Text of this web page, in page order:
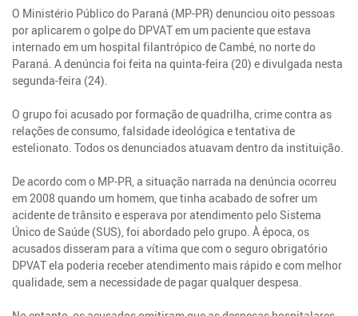
O Ministério Público do Paraná (MP-PR) denunciou oito pessoas
por aplicarem o golpe do DPVAT em um paciente que estava
internado em um hospital filantrópico de Cambé, no norte do
Paraná. A denúncia foi feita na quinta-feira (20) e divulgada nesta
segunda-feira (24).
O grupo foi acusado por formação de quadrilha, crime contra as
relações de consumo, falsidade ideológica e tentativa de
estelionato. Todos os denunciados atuavam dentro da instituição.
De acordo com o MP-PR, a situação narrada na denúncia ocorreu
em 2008 quando um homem, que tinha acabado de sofrer um
acidente de trânsito e esperava por atendimento pelo Sistema
Único de Saúde (SUS), foi abordado pelo grupo. À época, os
acusados disseram para a vítima que com o seguro obrigatório
DPVAT ela poderia receber atendimento mais rápido e com melhor
qualidade, sem a necessidade de pagar qualquer despesa.